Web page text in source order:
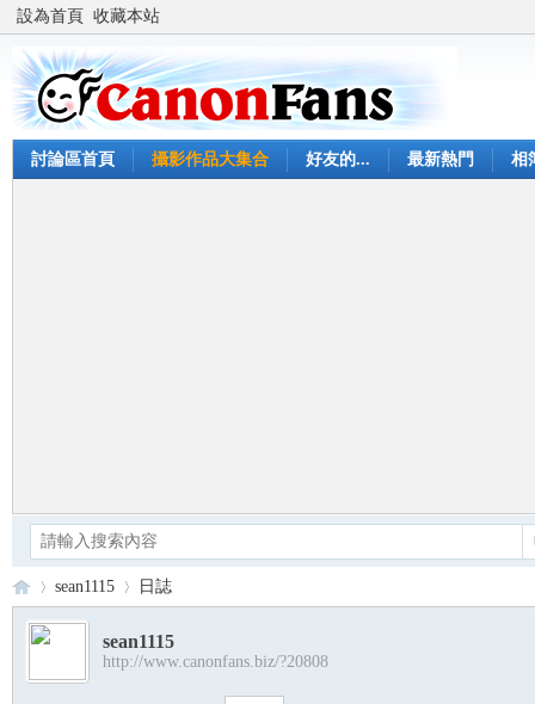
設為首頁 收藏本站
討論區首頁 攝影作品大集合 好友的... 最新熱門 相
Ca›
sean1115 日誌
sean1115
http://www.canonfans.biz/?20808